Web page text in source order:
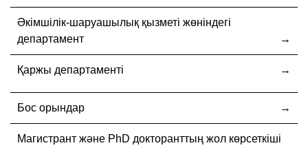
Әкімшілік-шаруашылық қызметі жөніндегі
департамент
Қаржы департаменті
Бос орындар
Магистрант және PhD докторанттың жол көрсеткіші